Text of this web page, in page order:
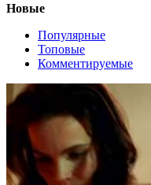
Новые
Популярные
Топовые
Комментируемые